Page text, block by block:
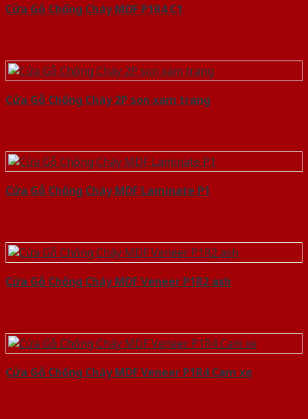
Cửa Gỗ Chống Cháy MDF P1R4 C1
Cửa Gỗ Chống Cháy 2P son xam trang
Cửa Gỗ Chống Cháy MDF Laminate P1
Cửa Gỗ Chống Cháy MDF Veneer P1R2 ash
Cửa Gỗ Chống Cháy MDF Veneer P1R4 Cam xe